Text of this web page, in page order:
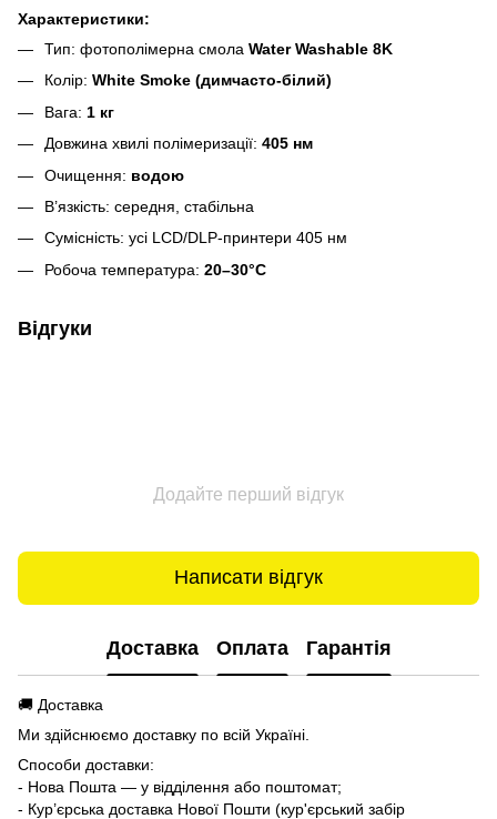
Характеристики:
Тип: фотополімерна смола Water Washable 8K
Колір: White Smoke (димчасто‑білий)
Вага: 1 кг
Довжина хвилі полімеризації: 405 нм
Очищення: водою
В’язкість: середня, стабільна
Сумісність: усі LCD/DLP‑принтери 405 нм
Робоча температура: 20–30°C
Відгуки
Додайте перший відгук
Написати відгук
Доставка Оплата Гарантія
🚚 Доставка
Ми здійснюємо доставку по всій Україні.
Способи доставки:
- Нова Пошта — у відділення або поштомат;
- Кур’єрська доставка Нової Пошти (кур'єрський забір